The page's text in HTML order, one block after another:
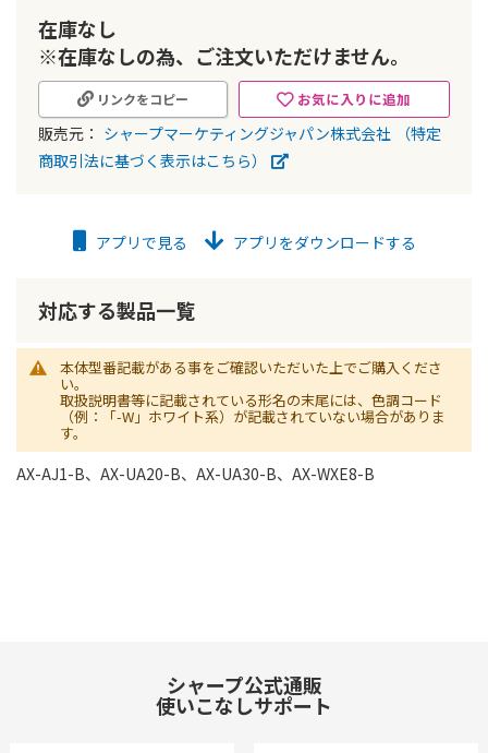
在庫なし
※在庫なしの為、ご注文いただけません。
お気に入りに追加
リンクをコピー
販売元： シャープマーケティングジャパン株式会社
（特定
商取引法に基づく表示はこちら）
動
アプリで見る アプリをダウンロードする
対応する製品一覧
本体型番記載がある事をご確認いただいた上でご購入くださ
い。
取扱説明書等に記載されている形名の末尾には、色調コード
（例：「-W」ホワイト系）が記載されていない場合がありま
す。
AX-AJ1-B、AX-UA20-B、AX-UA30-B、AX-WXE8-B
シャープ公式通販
使いこなしサポート